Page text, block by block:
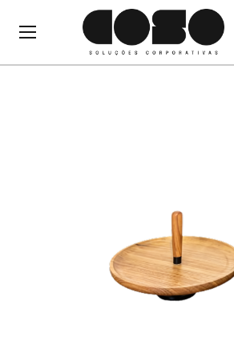
Alternar